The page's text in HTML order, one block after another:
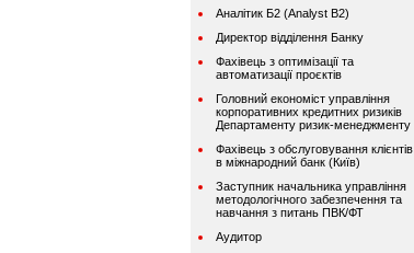
Аналітик Б2 (Analyst B2)
Директор відділення Банку
Фахівець з оптимізації та
автоматизації проєктів
Головний економіст управління
корпоративних кредитних ризиків
Департаменту ризик-менеджменту
Фахівець з обслуговування клієнтів
в міжнародний банк (Київ)
Заступник начальника управління
методологічного забезпечення та
навчання з питань ПВК/ФТ
Аудитор